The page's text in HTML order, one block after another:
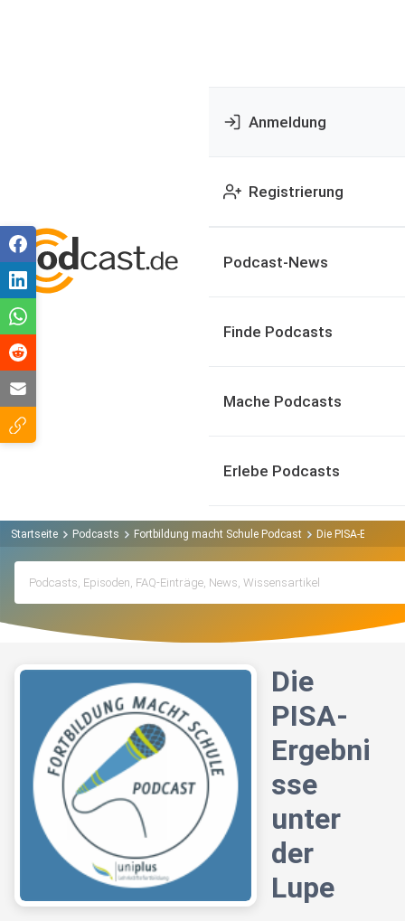
Anmeldung
Registrierung
Podcast-News
Finde Podcasts
Mache Podcasts
Erlebe Podcasts
Startseite Podcasts Fortbildung macht Schule Podcast Die PISA-
Die
PISA-
Ergebni
sse
unter
der
Lupe